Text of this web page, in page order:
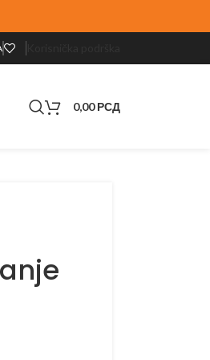
0,00РСД